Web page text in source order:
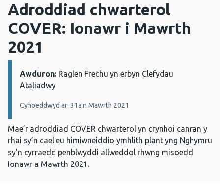
Adroddiad chwarterol
COVER: Ionawr i Mawrth
2021
Manylion:
Awduron: Raglen Frechu yn erbyn Clefydau
Ataliadwy
Cyhoeddwyd ar: 31ain Mawrth 2021
Mae’r adroddiad COVER chwarterol yn crynhoi canran y
rhai sy’n cael eu himiwneiddio ymhlith plant yng Nghymru
sy’n cyrraedd penblwyddi allweddol rhwng misoedd
Ionawr a Mawrth 2021.